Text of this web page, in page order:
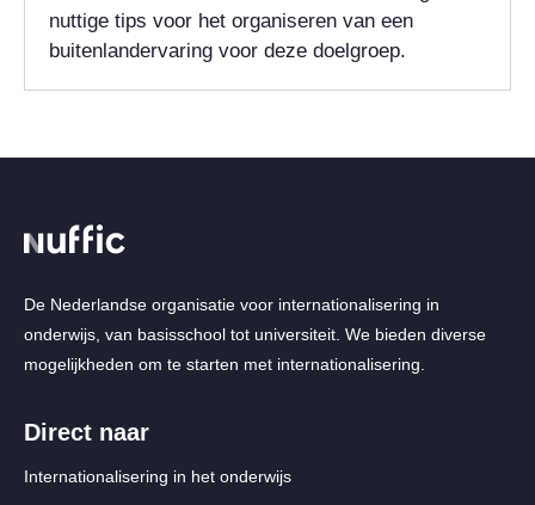
nuttige tips voor het organiseren van een
buitenlandervaring voor deze doelgroep.
De Nederlandse organisatie voor internationalisering in
onderwijs, van basisschool tot universiteit. We bieden diverse
mogelijkheden om te starten met internationalisering.
Direct naar
Internationalisering in het onderwijs